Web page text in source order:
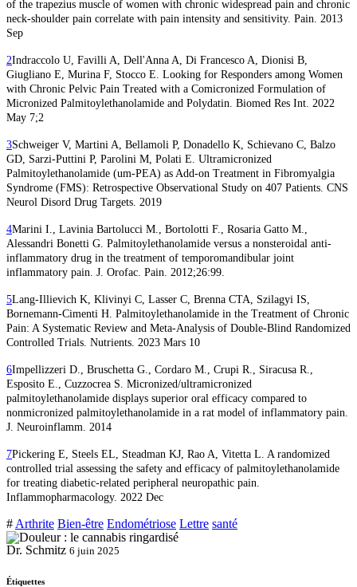
of the trapezius muscle of women with chronic widespread pain and chronic
neck-shoulder pain correlate with pain intensity and sensitivity. Pain. 2013
Sep
2Indraccolo U, Favilli A, Dell'Anna A, Di Francesco A, Dionisi B,
Giugliano E, Murina F, Stocco E. Looking for Responders among Women
with Chronic Pelvic Pain Treated with a Comicronized Formulation of
Micronized Palmitoylethanolamide and Polydatin. Biomed Res Int. 2022
May 7;2
3Schweiger V, Martini A, Bellamoli P, Donadello K, Schievano C, Balzo
GD, Sarzi-Puttini P, Parolini M, Polati E. Ultramicronized
Palmitoylethanolamide (um-PEA) as Add-on Treatment in Fibromyalgia
Syndrome (FMS): Retrospective Observational Study on 407 Patients. CNS
Neurol Disord Drug Targets. 2019
4Marini I., Lavinia Bartolucci M., Bortolotti F., Rosaria Gatto M.,
Alessandri Bonetti G. Palmitoylethanolamide versus a nonsteroidal anti-
inflammatory drug in the treatment of temporomandibular joint
inflammatory pain. J. Orofac. Pain. 2012;26:99.
5Lang-Illievich K, Klivinyi C, Lasser C, Brenna CTA, Szilagyi IS,
Bornemann-Cimenti H. Palmitoylethanolamide in the Treatment of Chronic
Pain: A Systematic Review and Meta-Analysis of Double-Blind Randomized
Controlled Trials. Nutrients. 2023 Mars 10
6Impellizzeri D., Bruschetta G., Cordaro M., Crupi R., Siracusa R.,
Esposito E., Cuzzocrea S. Micronized/ultramicronized
palmitoylethanolamide displays superior oral efficacy compared to
nonmicronized palmitoylethanolamide in a rat model of inflammatory pain.
J. Neuroinflamm. 2014
7Pickering E, Steels EL, Steadman KJ, Rao A, Vitetta L. A randomized
controlled trial assessing the safety and efficacy of palmitoylethanolamide
for treating diabetic-related peripheral neuropathic pain.
Inflammopharmacology. 2022 Dec
# Arthrite Bien-être Endométriose Lettre santé
Dr. Schmitz 6 juin 2025
Étiquettes